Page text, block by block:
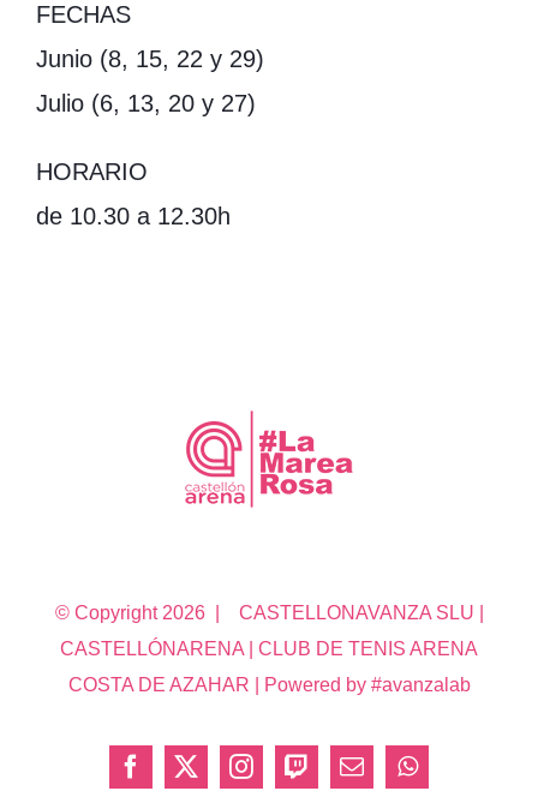
FECHAS
Junio (8, 15, 22 y 29)
Julio (6, 13, 20 y 27)
HORARIO
de 10.30 a 12.30h
© Copyright 2026 | CASTELLONAVANZA SLU |
CASTELLÓNARENA | CLUB DE TENIS ARENA
COSTA DE AZAHAR | Powered by #avanzalab
Facebook
X InstagramTwitchCorreoWhatsApp